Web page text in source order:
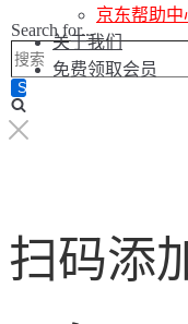
Search for...
京东帮助中
关于我们
免费领取会员
扫码添